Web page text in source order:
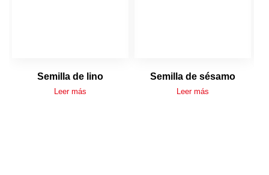
Semilla de lino
Leer más
Semilla de sésamo
Leer más